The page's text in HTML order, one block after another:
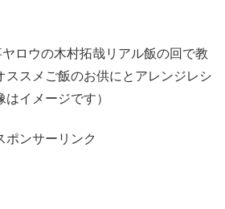
ロウの木村拓哉リアル飯の回で教
ススメご飯のお供にとアレンジレシ
イメージです）
ポンサーリンク